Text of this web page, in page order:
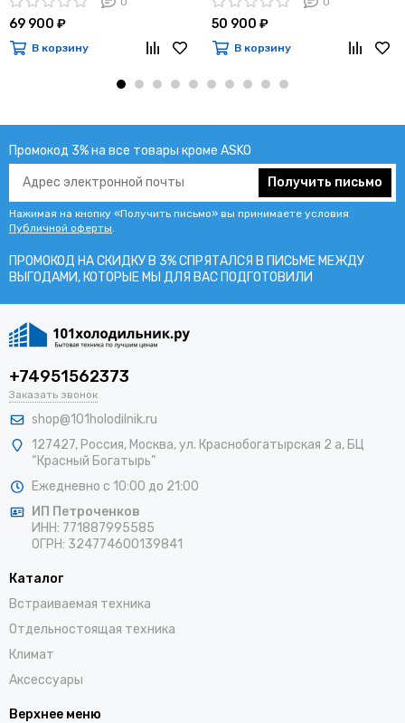
69 900 ₽
В корзину
50 900 ₽
В корзину
Промокод 3% на все товары кроме ASKO
Получить письмо
Нажимая на кнопку «Получить письмо» вы принимаете условия
Публичной оферты.
ПРОМОКОД НА СКИДКУ В 3% СПРЯТАЛСЯ В ПИCЬМЕ МЕЖДУ
ВЫГОДАМИ, КОТОРЫЕ МЫ ДЛЯ ВАС ПОДГОТОВИЛИ
+74951562373
Заказать звонок
shop@101holodilnik.ru
127427, Россия, Москва,ул. Краснобогатырская 2 а, БЦ
“Красный Богатырь”
Ежедневно с 10:00 до 21:00
ИП Петроченков
ИНН: 771887995585
ОГРН: 324774600139841
Каталог
Встраиваемая техника
Отдельностоящая техника
Климат
Аксессуары
Верхнее меню